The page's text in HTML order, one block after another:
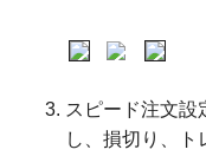
スピード注文設
し、損切り、ト